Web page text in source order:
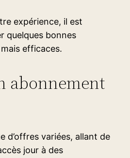
expérience, il est
quelques bonnes
efficaces.
abonnement
d’offres variées, allant de
jour à des